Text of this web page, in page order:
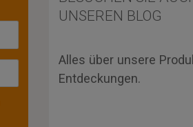
UNSEREN BLOG
Alles über unsere
Entdeckungen.